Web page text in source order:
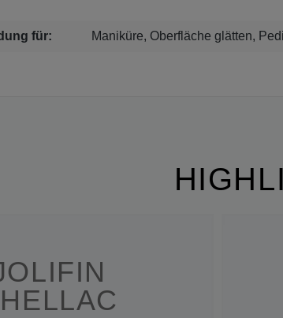
für: Maniküre, Oberfläche glätten,